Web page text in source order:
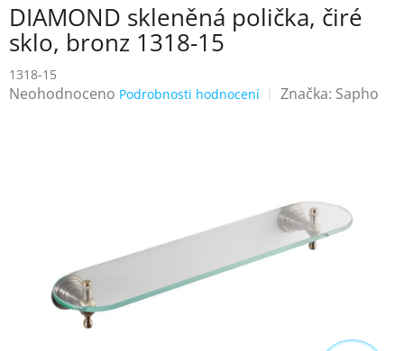
DIAMOND skleněná polička, čiré
sklo, bronz 1318-15
1318-15
Průměrné
Neohodnoceno Podrobnosti hodnocení Značka: Sapho